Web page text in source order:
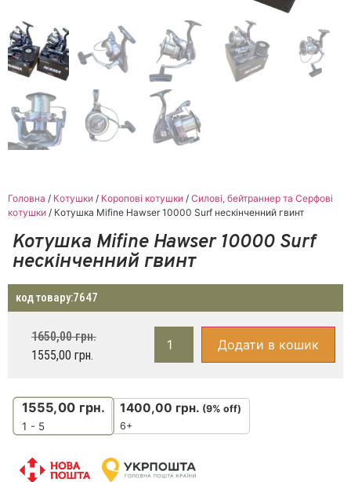
Головна / Котушки / Коропові котушки / Силові, бейтраннер та Серфові
котушки / Котушка Mifine Hawser 10000 Surf нескінченний гвинт
Котушка Mifine Hawser 10000 Surf
нескінченний гвинт
код товару:7647
1650,00грн.
1555,00 грн.
Додати в кошик
1555,00 грн.
1 - 5
1400,00 грн. (9% off)
6+